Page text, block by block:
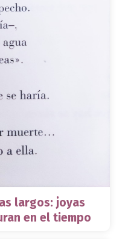
largos: joyas
en el tiempo